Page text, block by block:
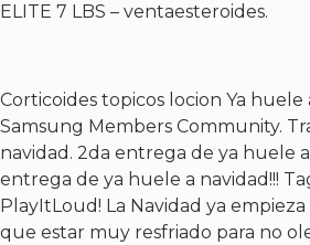
ELITE 7 LBS – ventaesteroides.
Corticoides topicos locion Ya huele
Samsung Members Community.
navidad. 2da entrega de ya huele a
entrega de ya huele a navidad!!!
PlayItLoud! La Navidad ya
que estar muy resfriado para no